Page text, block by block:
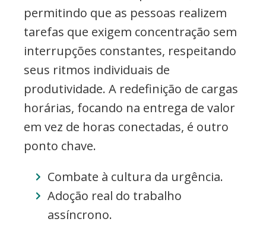
permitindo que as pessoas realizem
tarefas que exigem concentração sem
interrupções constantes, respeitando
seus ritmos individuais de
produtividade. A redefinição de cargas
horárias, focando na entrega de valor
em vez de horas conectadas, é outro
ponto chave.
Combate à cultura da urgência.
Adoção real do trabalho
assíncrono.